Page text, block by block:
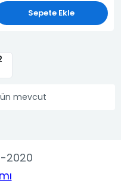
Sepete Ekle
mevcut
2020